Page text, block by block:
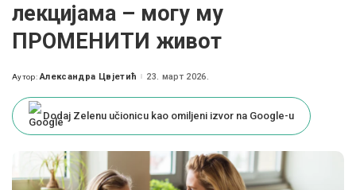
лекцијама – могу му
ПРОМЕНИТИ живот
Posted
Аутор: Александра Цвјетић 23. март 2026.
Dodaj Zelenu učionicu kao omiljeni izvor na Google-u